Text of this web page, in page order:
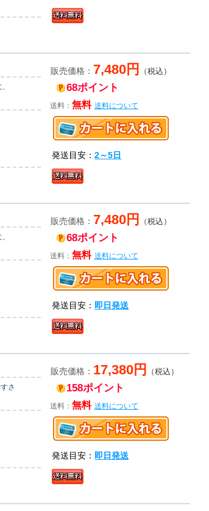
販売価格： 7,480円 （税込）
68ポイント
送料： 無料 送料について
発送目安：2～5日
販売価格： 7,480円 （税込）
68ポイント
送料： 無料 送料について
発送目安：即日発送
さ
販売価格： 17,380円 （税込）
158ポイント
送料： 無料 送料について
発送目安：即日発送